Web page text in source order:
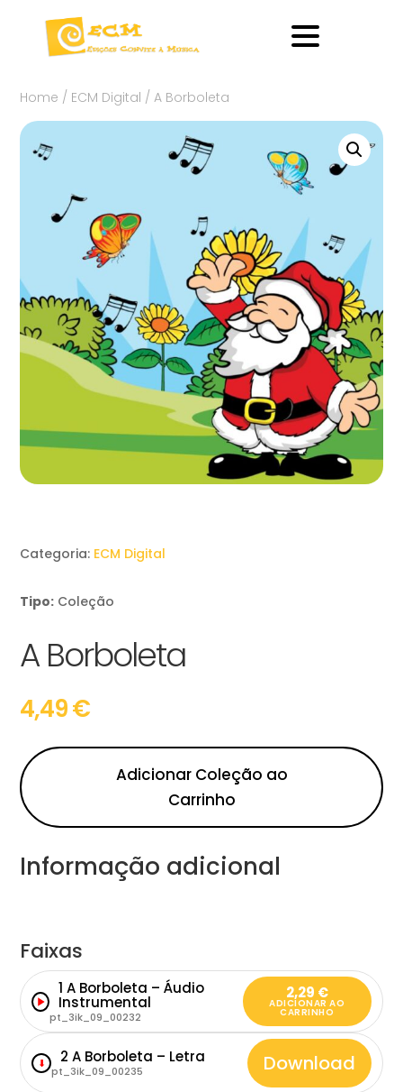
Home / ECM Digital / A Borboleta
Categoria: ECM Digital
Tipo: Coleção
A Borboleta
4,49€
Adicionar Coleção ao
Carrinho
Informação adicional
Faixas
1 A Borboleta – Áudio
Instrumental
pt_3ik_09_00232
2,29 €
ADICIONAR AO
CARRINHO
⬇ 2 A Borboleta – Letra
pt_3ik_09_00235 Download